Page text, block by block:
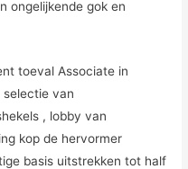
ongelijkende gok en
toeval Associate in
selectie van
, lobby van
kop de hervormer
basis uitstrekken tot half